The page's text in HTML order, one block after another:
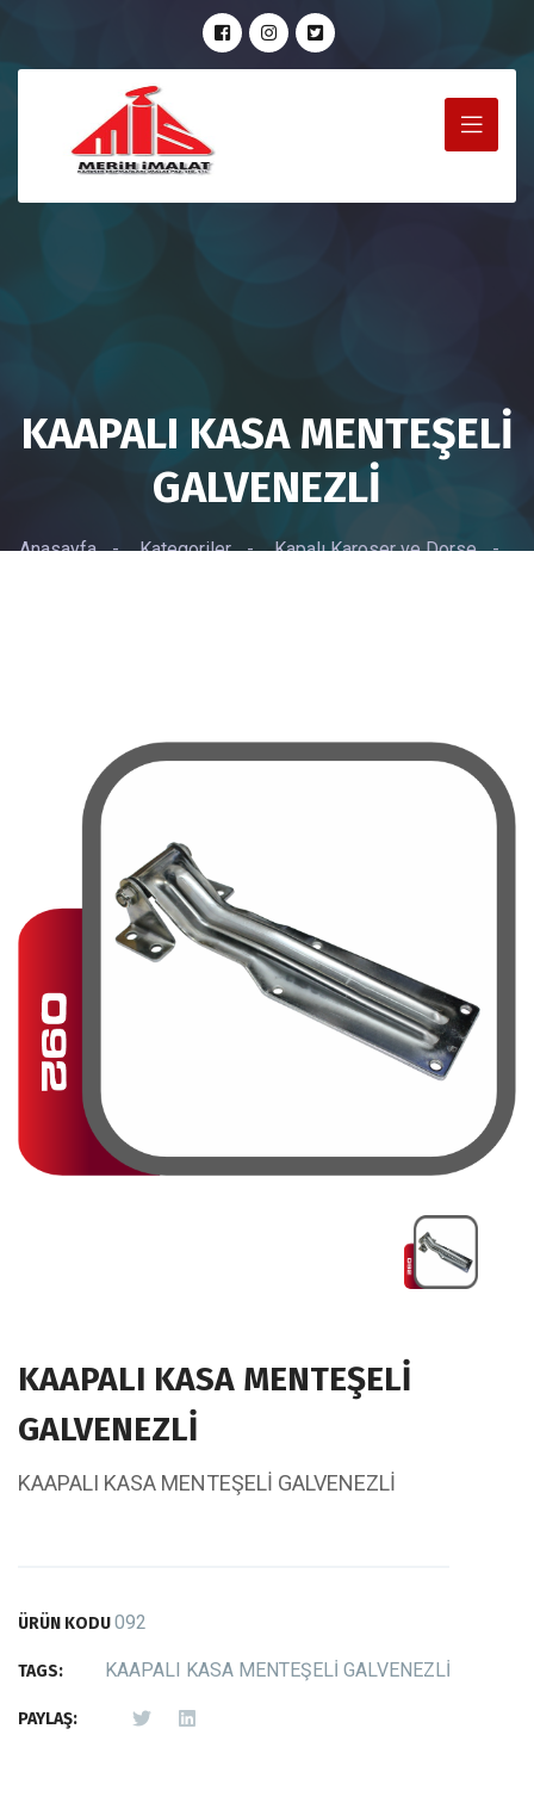
KAAPALI KASA MENTEŞELİ
GALVENEZLİ
Anasayfa - Kategoriler - Kapalı Karoser ve Dorse
-
KAAPALI KASA MENTEŞELİ
GALVENEZLİ
KAAPALI KASA MENTEŞELİ GALVENEZLİ
ÜRÜN KODU092
TAGS: KAAPALI KASA MENTEŞELİ GALVENEZLİ
PAYLAŞ: